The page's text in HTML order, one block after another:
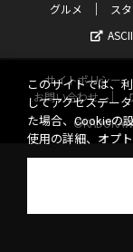
グルメ
ス
サイトポリシー
お問い合わせ
このサイトでは、
してアクセスデー
た場合、Cookieの
使用の詳細、オプ